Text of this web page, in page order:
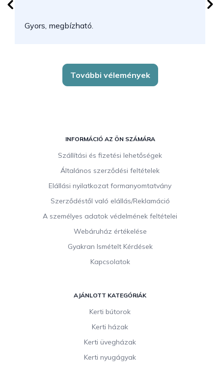
Gyors, megbízható.
További vélemények
INFORMÁCIÓ AZ ÖN SZÁMÁRA
Szállítási és fizetési lehetőségek
Általános szerződési feltételek
Elállási nyilatkozat formanyomtatvány
Szerződéstől való elállás/Reklamáció
A személyes adatok védelmének feltételei
Webáruház értékelése
Gyakran Ismételt Kérdések
Kapcsolatok
AJÁNLOTT KATEGÓRIÁK
Kerti bútorok
Kerti házak
Kerti üvegházak
Kerti nyugágyak